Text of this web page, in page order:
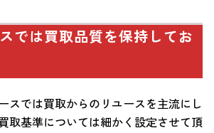
では買取品質を保持してお
スでは買取からのリユースを主流にし
取基準については細かく設定させて頂